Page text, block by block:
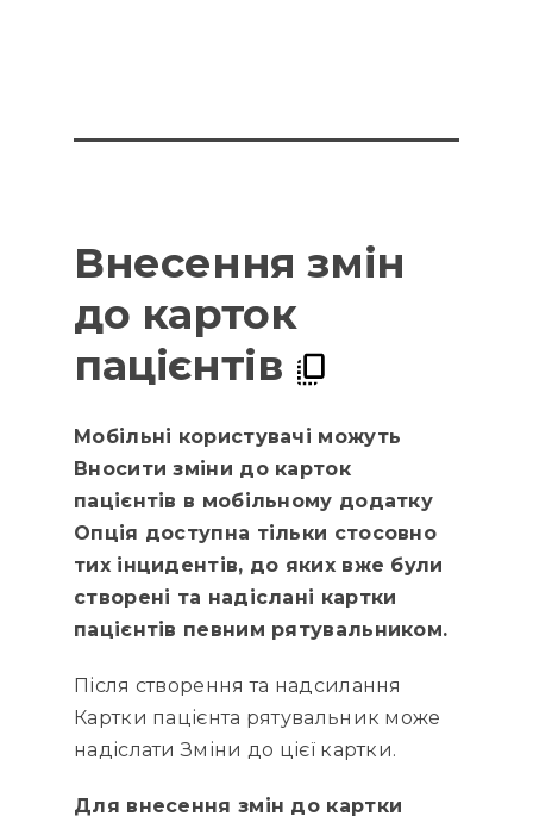
Внесення змін
до карток
пацієнтів
Мобільні користувачі можуть
Вносити зміни до карток
пацієнтів в мобільному додатку
Опція доступна тільки стосовно
тих інцидентів, до яких вже були
створені та надіслані картки
пацієнтів певним рятувальником.
Після створення та надсилання
Картки пацієнта рятувальник може
надіслати Зміни до цієї картки.
Для внесення змін до картки